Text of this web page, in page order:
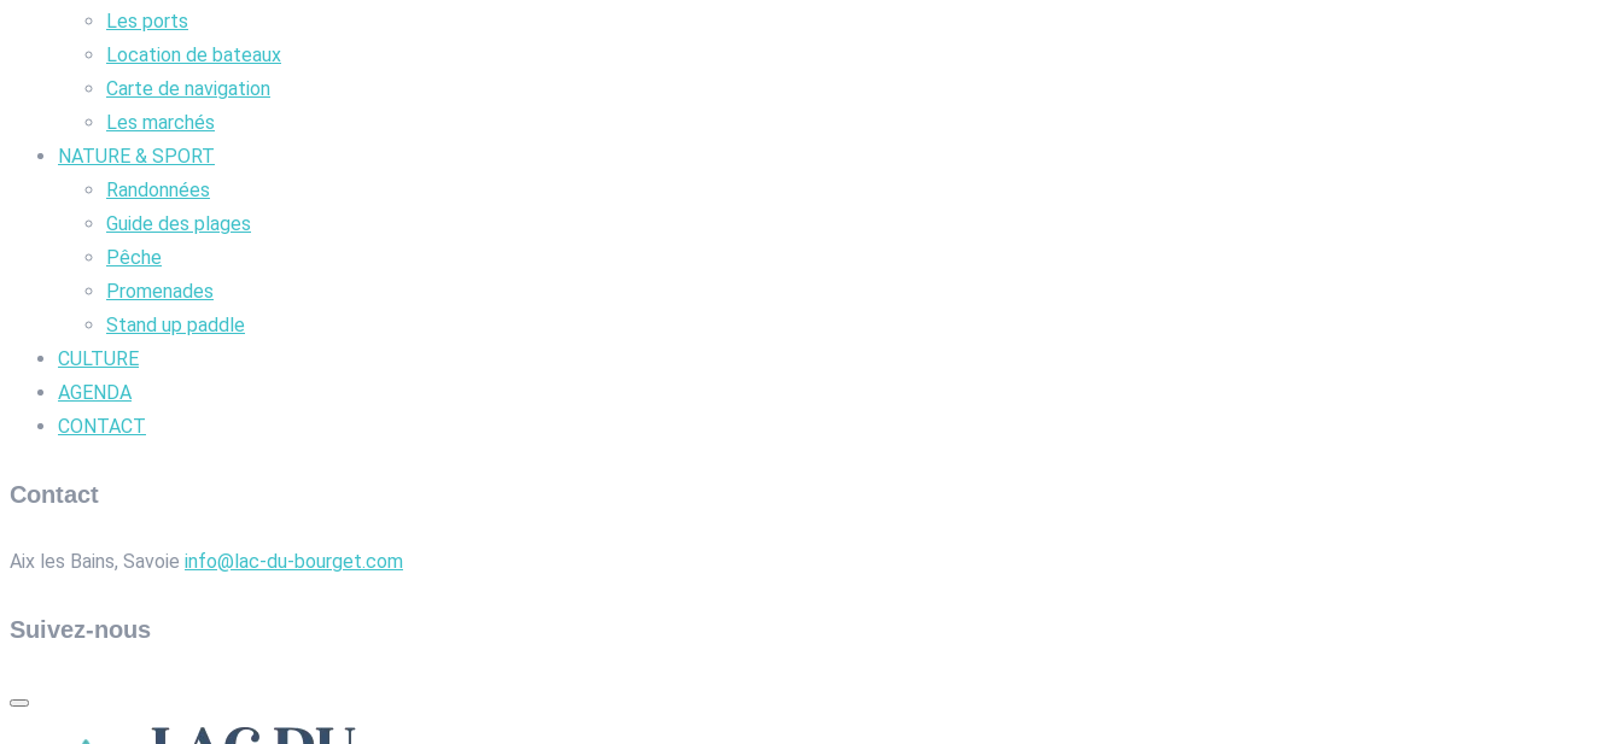
Les ports
Location de bateaux
Carte de navigation
Les marchés
NATURE & SPORT
Randonnées
Guide des plages
Pêche
Promenades
Stand up paddle
CULTURE
AGENDA
CONTACT
Contact
Aix les Bains, Savoie info@lac-du-bourget.com
Suivez-nous